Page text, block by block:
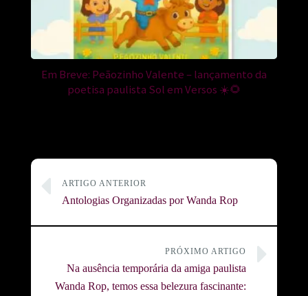
Em Breve: Peãozinho Valente – lançamento da
poetisa paulista Sol em Versos ☀️🌻
ARTIGO ANTERIOR
Antologias Organizadas por Wanda Rop
PRÓXIMO ARTIGO
Na ausência temporária da amiga paulista
Wanda Rop, temos essa belezura fascinante: